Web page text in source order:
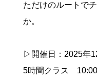
ただけのルートで
か。
▷開催日：2025年
5時間クラス